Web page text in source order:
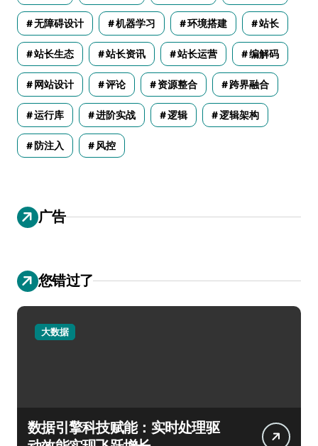
无障碍设计 机器学习 环境搭建 站长
站长生态 站长资讯 站长运营 编解码
网站设计 评论 资源整合 跨界融合
运行库 进阶实战 逻辑 逻辑架构
防注入 风控
广告
您错过了
大数据
数据引擎科技赋能：实时处理驱